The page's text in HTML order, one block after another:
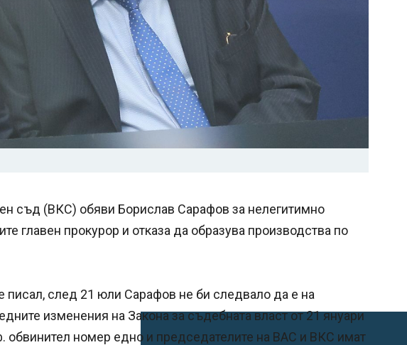
съд (ВКС) обяви Борислав Сарафов за нелегитимно
главен прокурор и отказа да образува производства по
писал, след 21 юли Сарафов не би следвало да е на
изменения на Закона за съдебната власт от 21 януари
обвинител номер едно и председателите на ВАС и ВКС имат